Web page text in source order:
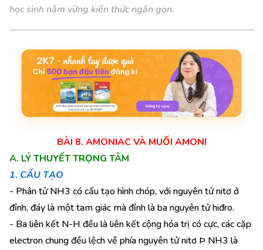
học sinh nắm vững kiến thức ngắn gọn.
BÀI 8. AMONIAC VÀ MUỐI AMONI
A. LÝ THUYẾT TRỌNG TÂM
1. CẤU TẠO
- Phân tử NH3 có cấu tạo hình chóp, với nguyên tử nitơ ở
đỉnh, đáy là một tam giác mà đỉnh là ba nguyên tử hiđro.
- Ba liên kết N-H đều là liên kết cộng hóa trị có cực, các cặp
electron chung đều lệch về phía nguyên tử nitơ Þ NH3 là